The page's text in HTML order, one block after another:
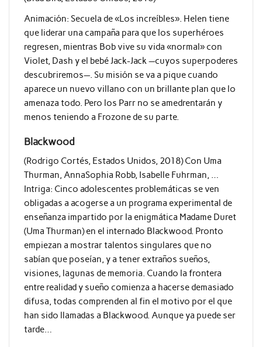
Animación: Secuela de «Los increíbles». Helen tiene
que liderar una campaña para que los superhéroes
regresen, mientras Bob vive su vida «normal» con
Violet, Dash y el bebé Jack-Jack —cuyos superpoderes
descubriremos—. Su misión se va a pique cuando
aparece un nuevo villano con un brillante plan que lo
amenaza todo. Pero los Parr no se amedrentarán y
menos teniendo a Frozone de su parte.
Blackwood
(Rodrigo Cortés, Estados Unidos, 2018) Con Uma
Thurman, AnnaSophia Robb, Isabelle Fuhrman, …
Intriga: Cinco adolescentes problemáticas se ven
obligadas a acogerse a un programa experimental de
enseñanza impartido por la enigmática Madame Duret
(Uma Thurman) en el internado Blackwood. Pronto
empiezan a mostrar talentos singulares que no
sabían que poseían, y a tener extraños sueños,
visiones, lagunas de memoria. Cuando la frontera
entre realidad y sueño comienza a hacerse demasiado
difusa, todas comprenden al fin el motivo por el que
han sido llamadas a Blackwood. Aunque ya puede ser
tarde…